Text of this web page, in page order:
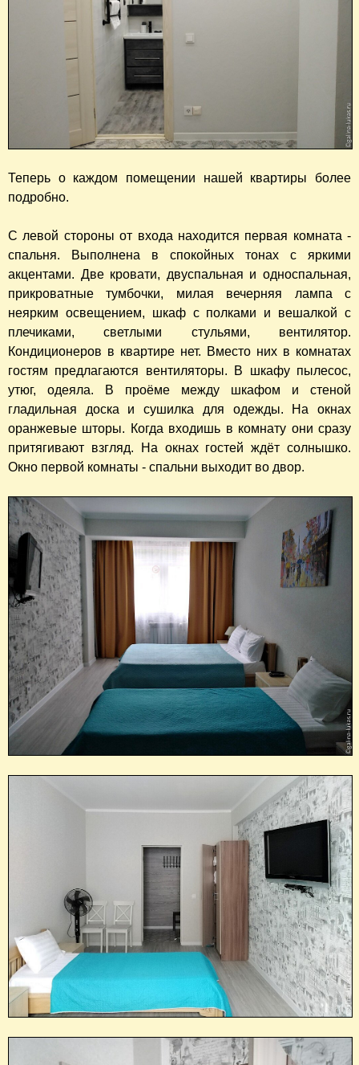
Теперь о каждом помещении нашей квартиры более
подробно.
С левой стороны от входа находится первая комната -
спальня. Выполнена в спокойных тонах с яркими
акцентами. Две кровати, двуспальная и односпальная,
прикроватные тумбочки, милая вечерняя лампа с
неярким освещением, шкаф с полками и вешалкой с
плечиками, светлыми стульями, вентилятор.
Кондиционеров в квартире нет. Вместо них в комнатах
гостям предлагаются вентиляторы. В шкафу пылесос,
утюг, одеяла. В проёме между шкафом и стеной
гладильная доска и сушилка для одежды. На окнах
оранжевые шторы. Когда входишь в комнату они сразу
притягивают взгляд. На окнах гостей ждёт солнышко.
Окно первой комнаты - спальни выходит во двор.